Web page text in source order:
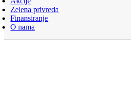
Zelena privreda
Finansiranje
O nama